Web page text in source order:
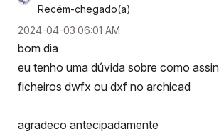
Recém-chegado(a)
‎2024-04-03 06:01 AM
bom dia
eu tenho uma dúvida sobre como
ficheiros dwfx ou dxf no archicad
agradeco antecipadamente